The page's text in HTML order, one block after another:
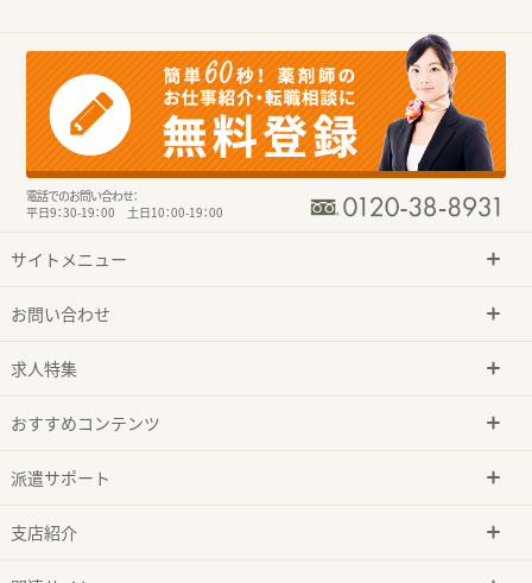
電話でのお問い合わせ：
平日9：30-19：00 土日10：00-19：00
サイトメニュー
お問い合わせ
求人特集
おすすめコンテンツ
派遣サポート
支店紹介